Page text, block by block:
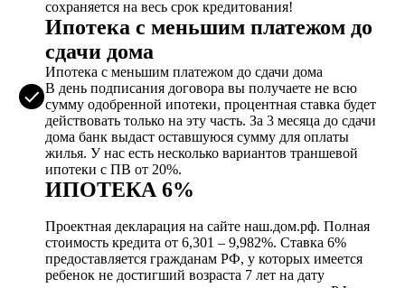
сохраняется на весь срок кредитования!
Ипотека с меньшим платежом до
сдачи дома
Ипотека с меньшим платежом до сдачи дома
В день подписания договора вы получаете не всю
сумму одобренной ипотеки, процентная ставка будет
действовать только на эту часть. За 3 месяца до сдачи
дома банк выдаст оставшуюся сумму для оплаты
жилья. У нас есть несколько вариантов траншевой
ипотеки с ПВ от 20%.
ИПОТЕКА 6%
Проектная декларация на сайте наш.дом.рф. Полная
стоимость кредита от 6,301 – 9,982%. Ставка 6%
предоставляется гражданам РФ, у которых имеется
ребенок не достигший возраста 7 лет на дату